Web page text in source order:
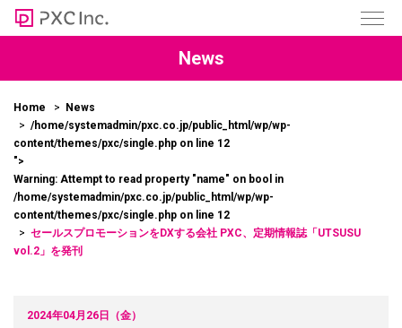
News
Home
News
/home/systemadmin/pxc.co.jp/public_html/wp/wp-
content/themes/pxc/single.php on line 12
">
Warning: Attempt to read property "name" on bool in
/home/systemadmin/pxc.co.jp/public_html/wp/wp-
content/themes/pxc/single.php on line 12
セールスプロモーションをDXする会社 PXC、定期情報誌「UTSUSU
vol.2」を発刊
2024年04月26日（金）